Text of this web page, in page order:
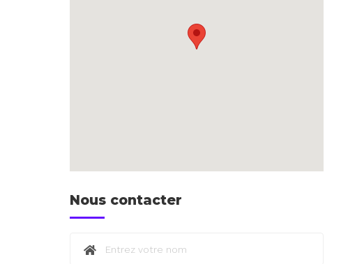
Nous contacter